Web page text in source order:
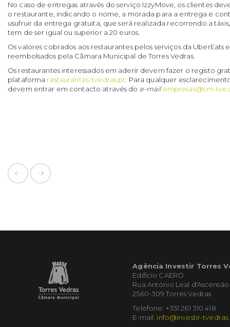
No caso de entregas através do serviço IzzyMove, os clientes
o restaurante, indicando o nome, a morada para a entrega e
usufruir da entrega gratuita, que será realizada recorrendo a
tem de ser igual ou superior a 20 euros.
Os valores cobrados aos restaurantes pelos serviços da UberEats
reembolsados pela Câmara Municipal de Torres Vedras.
Os restaurantes interessados em aderir devem fazer o registo
plataforma restaurantes-tvedras.pt. Para qualquer
devem entrar em contacto através do e-mail empresas@cm-
Agência Investir Torres
Edifício CAERO
Rua António Leal d'Ascensão
2560-309 Torres Vedras
Telefone: +351 261 310 418
E-mail: info@investir-